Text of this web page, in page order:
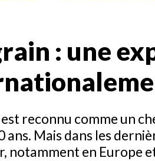
: une
reconnu comme un
ans. Mais dans les
notamment en Europe